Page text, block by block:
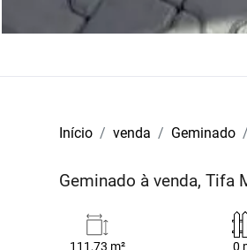
Início venda Geminado
Geminado à venda, Tifa
111,73 m²
0